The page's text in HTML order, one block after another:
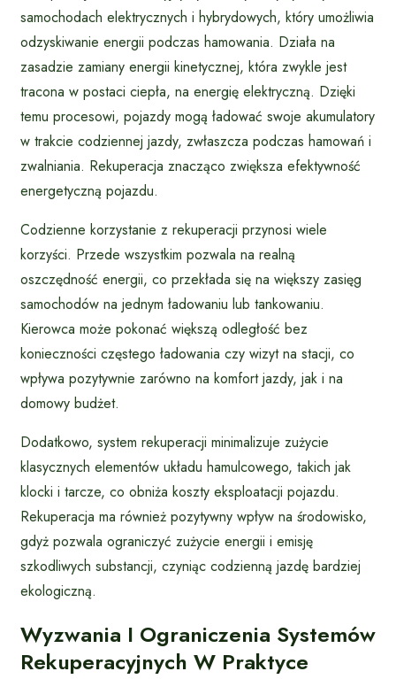
samochodach elektrycznych i hybrydowych, który umożliwia
odzyskiwanie energii podczas hamowania. Działa na
zasadzie zamiany energii kinetycznej, która zwykle jest
tracona w postaci ciepła, na energię elektryczną. Dzięki
temu procesowi, pojazdy mogą ładować swoje akumulatory
w trakcie codziennej jazdy, zwłaszcza podczas hamowań i
zwalniania. Rekuperacja znacząco zwiększa efektywność
energetyczną pojazdu.
Codzienne korzystanie z rekuperacji przynosi wiele
korzyści. Przede wszystkim pozwala na realną
oszczędność energii, co przekłada się na większy zasięg
samochodów na jednym ładowaniu lub tankowaniu.
Kierowca może pokonać większą odległość bez
konieczności częstego ładowania czy wizyt na stacji, co
wpływa pozytywnie zarówno na komfort jazdy, jak i na
domowy budżet.
Dodatkowo, system rekuperacji minimalizuje zużycie
klasycznych elementów układu hamulcowego, takich jak
klocki i tarcze, co obniża koszty eksploatacji pojazdu.
Rekuperacja ma również pozytywny wpływ na środowisko,
gdyż pozwala ograniczyć zużycie energii i emisję
szkodliwych substancji, czyniąc codzienną jazdę bardziej
ekologiczną.
Wyzwania I Ograniczenia Systemów
Rekuperacyjnych W Praktyce